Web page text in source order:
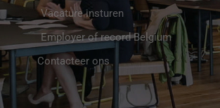
Vacature insturen
Employer of record Belgium
Contacteer ons